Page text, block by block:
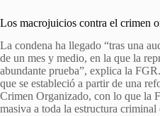
Los macrojuicios contra el crimen
La condena ha llegado “tras una
de un mes y medio, en la que la
abundante prueba”, explica la
que se estableció a partir de una
Crimen Organizado, con lo que la
masiva a toda la estructura criminal